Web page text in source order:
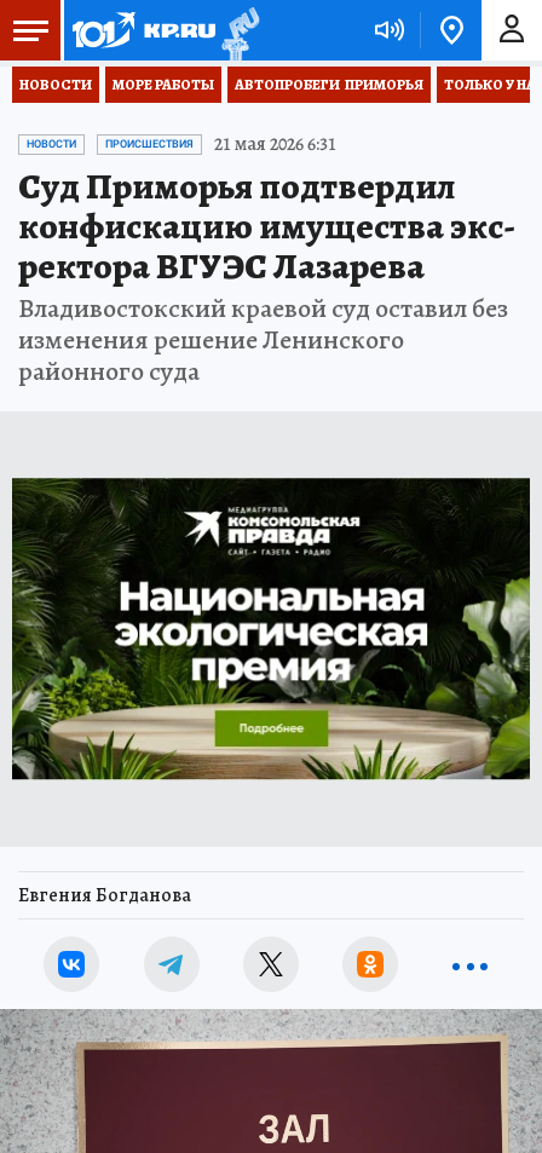
НОВОСТИ МОРЕ РАБОТЫ АВТОПРОБЕГИ  ПРИМОРЬЯ ТОЛЬКО У
НОВОСТИ ПРОИСШЕСТВИЯ 21 мая 2026 6:31
Суд Приморья подтвердил
конфискацию имущества экс-
ректора ВГУЭС Лазарева
Владивостокский краевой суд оставил без
изменения решение Ленинского
районного суда
Евгения Богданова